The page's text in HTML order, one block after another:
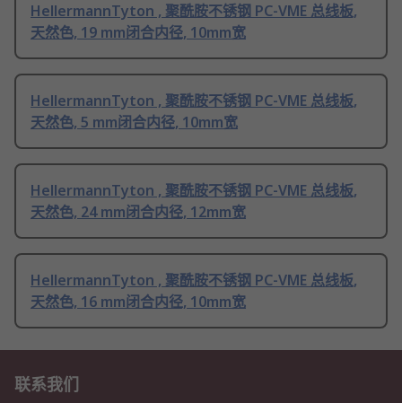
HellermannTyton , 聚酰胺不锈钢 PC-VME 总线板,
天然色, 19 mm闭合内径, 10mm宽
HellermannTyton , 聚酰胺不锈钢 PC-VME 总线板,
天然色, 5 mm闭合内径, 10mm宽
HellermannTyton , 聚酰胺不锈钢 PC-VME 总线板,
天然色, 24 mm闭合内径, 12mm宽
HellermannTyton , 聚酰胺不锈钢 PC-VME 总线板,
天然色, 16 mm闭合内径, 10mm宽
联系我们